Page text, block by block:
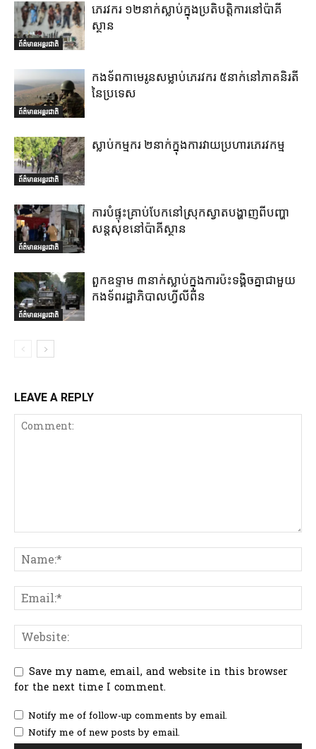
ព័ត៌មានអន្តរជាតិ
ភេរវករ ១២នាក់ស្លាប់ក្នុងប្រតិបត្តិការនៅប៉ាគី
ស្ថាន
ព័ត៌មានអន្តរជាតិ
កងទ័ពកាមេរូនសម្លាប់ភេរវករ ៥នាក់នៅភាគនិរតី
នៃប្រទេស
ព័ត៌មានអន្តរជាតិ
ស្លាប់កម្មករ ២នាក់ក្នុងការវាយប្រហារភេរវកម្ម
ព័ត៌មានអន្តរជាតិ
ការបំផ្ទុះគ្រាប់បែកនៅស្រុកស្វាតបង្ហាញពីបញ្ហា
សន្តសុខនៅប៉ាគីស្ថាន
ព័ត៌មានអន្តរជាតិ
ពួកឧទ្ទាម ៣នាក់ស្លាប់ក្នុងការប៉ះទង្គិចគ្នាជាមួយ
កងទ័ពរដ្ឋាភិបាលហ្វីលីពីន
LEAVE A REPLY
Save my name, email, and website in this browser
for the next time I comment.
Notify me of follow-up comments by email.
Notify me of new posts by email.